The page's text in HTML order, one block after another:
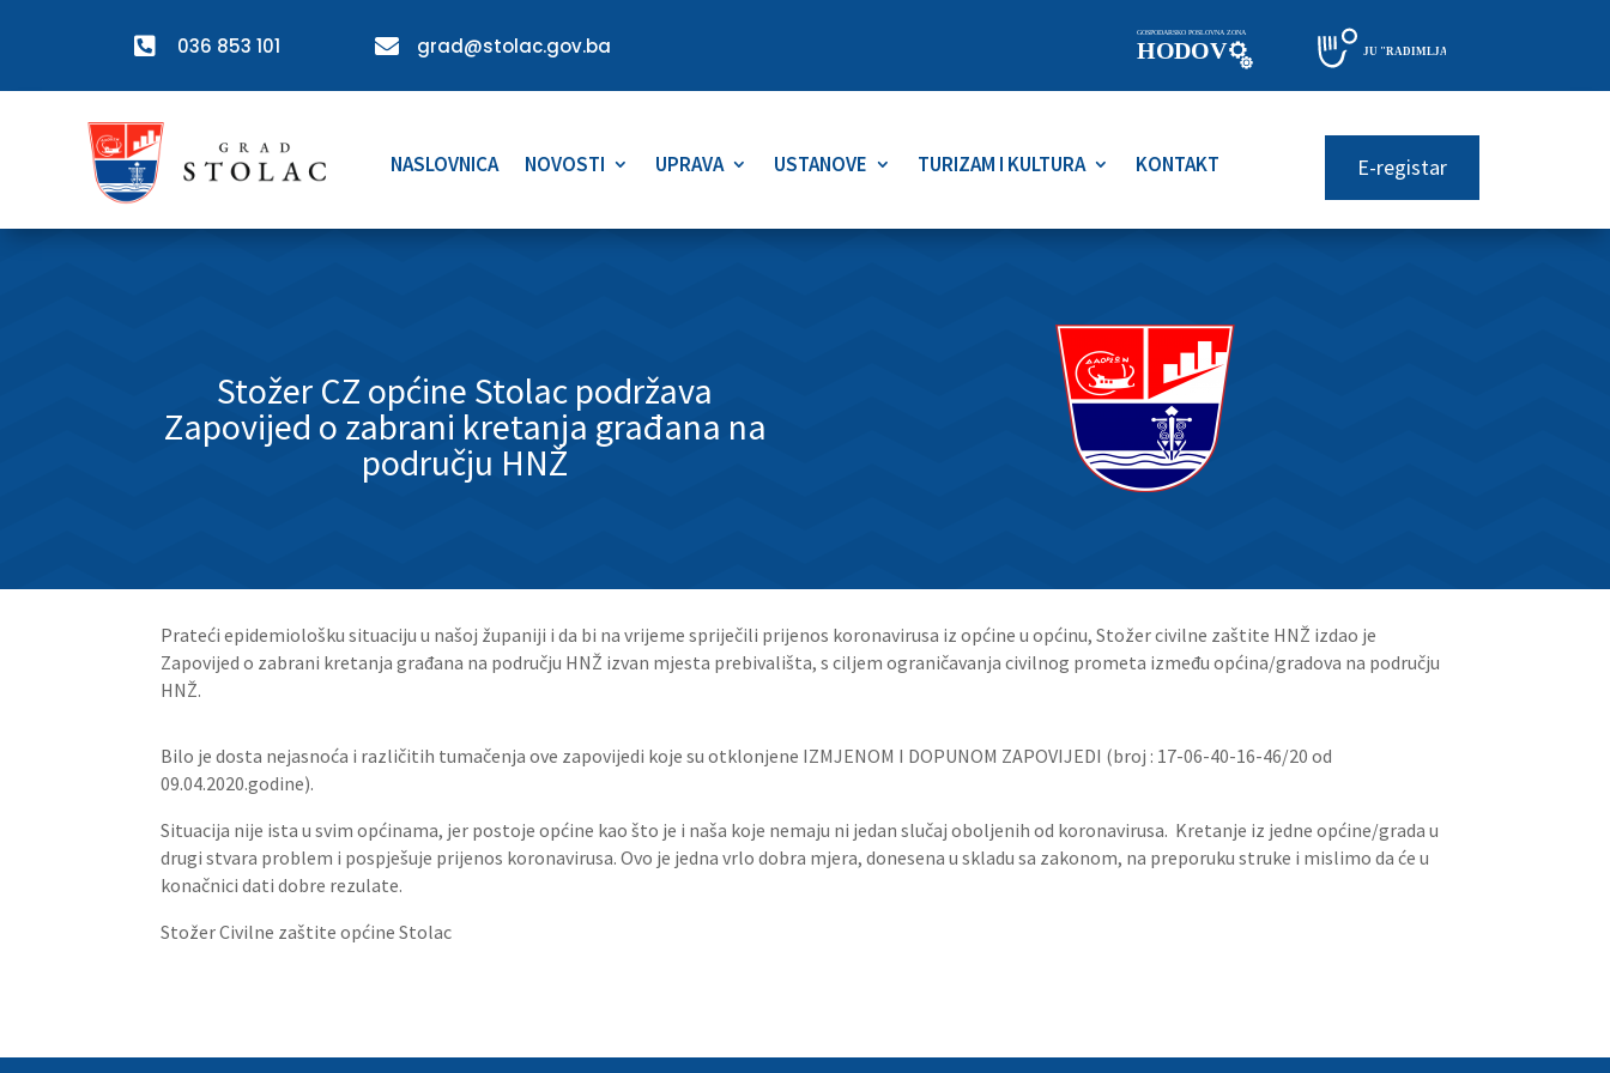
 036 853 101  grad@stolac.gov.ba
NASLOVNICA NOVOSTI UPRAVA USTANOVE TURIZAM I KULTURA KONTAKT E-registar
Stožer CZ općine Stolac podržava
Zapovijed o zabrani kretanja građana na
području HNŽ
Prateći epidemiološku situaciju u našoj županiji i da bi na vrijeme spriječili prijenos koronavirusa iz općine u općinu, Stožer civilne zaštite HNŽ izdao je
Zapovijed o zabrani kretanja građana na području HNŽ izvan mjesta prebivališta, s ciljem ograničavanja civilnog prometa između općina/gradova na području
HNŽ.
Bilo je dosta nejasnoća i različitih tumačenja ove zapovijedi koje su otklonjene IZMJENOM I DOPUNOM ZAPOVIJEDI (broj : 17-06-40-16-46/20 od
09.04.2020.godine).
Situacija nije ista u svim općinama, jer postoje općine kao što je i naša koje nemaju ni jedan slučaj oboljenih od koronavirusa. Kretanje iz jedne općine/grada u
drugi stvara problem i pospješuje prijenos koronavirusa. Ovo je jedna vrlo dobra mjera, donesena u skladu sa zakonom, na preporuku struke i mislimo da će u
konačnici dati dobre rezulate.
Stožer Civilne zaštite općine Stolac